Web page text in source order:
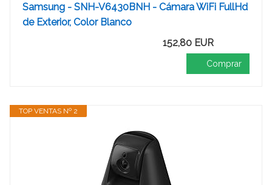
Samsung - SNH-V6430BNH - Cámara WiFi FullHd
de Exterior, Color Blanco
152,80 EUR
Comprar
TOP VENTAS Nº 2